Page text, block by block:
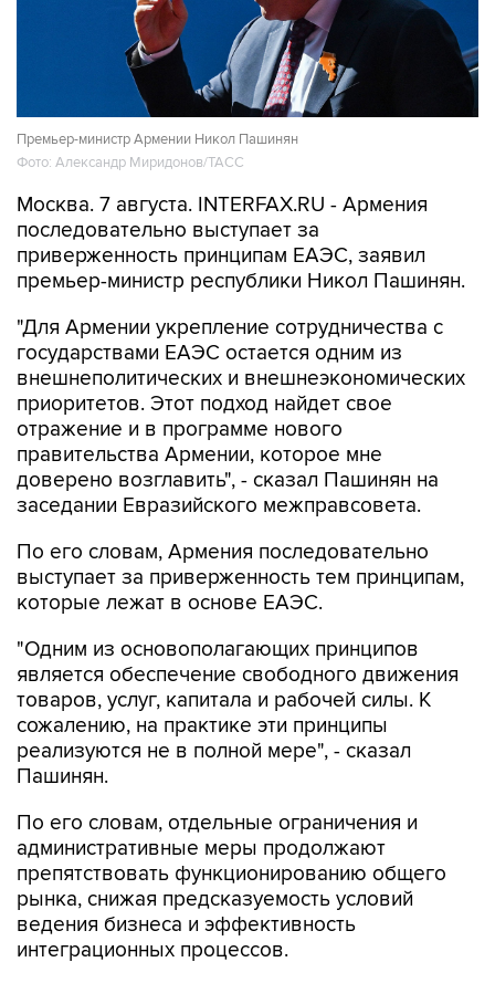
Премьер-министр Армении Никол Пашинян
Фото: Александр Миридонов/ТАСС
Москва. 7 августа. INTERFAX.RU - Армения
последовательно выступает за
приверженность принципам ЕАЭС, заявил
премьер-министр республики Никол Пашинян.
"Для Армении укрепление сотрудничества с
государствами ЕАЭС остается одним из
внешнеполитических и внешнеэкономических
приоритетов. Этот подход найдет свое
отражение и в программе нового
правительства Армении, которое мне
доверено возглавить", - сказал Пашинян на
заседании Евразийского межправсовета.
По его словам, Армения последовательно
выступает за приверженность тем принципам,
которые лежат в основе ЕАЭС.
"Одним из основополагающих принципов
является обеспечение свободного движения
товаров, услуг, капитала и рабочей силы. К
сожалению, на практике эти принципы
реализуются не в полной мере", - сказал
Пашинян.
По его словам, отдельные ограничения и
административные меры продолжают
препятствовать функционированию общего
рынка, снижая предсказуемость условий
ведения бизнеса и эффективность
интеграционных процессов.